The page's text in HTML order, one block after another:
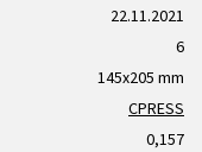
22.11.2021
6
145x205 mm
CPRESS
0,157